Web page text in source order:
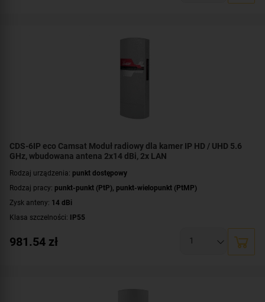
CDS-6IP eco Camsat Moduł radiowy dla kamer IP HD / UHD 5.6
GHz, wbudowana antena 2x14 dBi, 2x LAN
Rodzaj urządzenia: punkt dostępowy
Rodzaj pracy: punkt-punkt (PtP) punkt-wielopunkt (PtMP)
Zysk anteny: 14 dBi
Klasa szczelności: IP55
Częstotliwość:
981.54 zł